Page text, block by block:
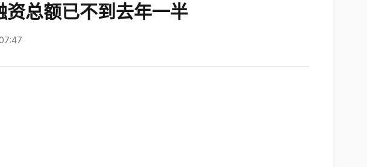
总额已不到去年一半